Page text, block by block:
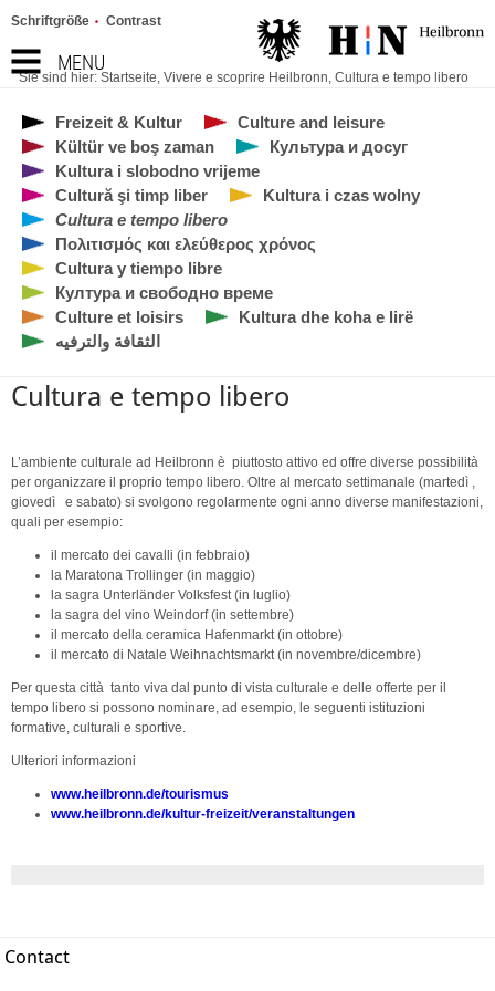
MENU
Schriftgröße Contrast
Sie sind hier: Startseite, Vivere e scoprire Heilbronn, Cultura e tempo libero
Freizeit & Kultur
Culture and leisure
Kültür ve boş zaman
Культура и досуг
Kultura i slobodno vrijeme
Cultură şi timp liber
Kultura i czas wolny
Cultura e tempo libero
Πολιτισμός και ελεύθερος χρόνος
Cultura y tiempo libre
Култура и свободно време
Culture et loisirs
Kultura dhe koha e lirë
الثقافة والترفيه
Cultura e tempo libero
L’ambiente culturale ad Heilbronn è piuttosto attivo ed offre diverse possibilità
per organizzare il proprio tempo libero. Oltre al mercato settimanale (martedì ,
giovedì
e sabato) si svolgono regolarmente ogni anno diverse manifestazioni,
quali per esempio:
il mercato dei cavalli (in febbraio)
la Maratona Trollinger (in maggio)
la sagra Unterländer Volksfest(in luglio)
la sagra del vino Weindorf(in settembre)
il mercato della ceramica Hafenmarkt(in ottobre)
il mercato di Natale Weihnachtsmarkt(in novembre/dicembre)
Per questa città tanto viva dal punto di vista culturale e delle offerte per il
tempo libero si possono nominare, ad esempio, le seguenti istituzioni
formative, culturali e sportive.
Ulteriori informazioni
www.heilbronn.de/tourismus
www.heilbronn.de/kultur-freizeit/veranstaltungen
Contact